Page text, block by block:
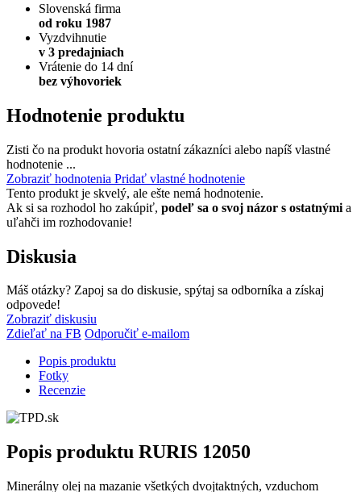
Slovenská firma
od roku 1987
Vyzdvihnutie
v 3 predajniach
Vrátenie do 14 dní
bez výhovoriek
Hodnotenie produktu
Zisti čo na produkt hovoria ostatní zákazníci alebo napíš vlastné
hodnotenie ...
Zobraziť hodnotenia Pridať vlastné hodnotenie
Tento produkt je skvelý, ale ešte nemá hodnotenie.
Ak si sa rozhodol ho zakúpiť, podeľ sa o svoj názor s ostatnými a
uľahči im rozhodovanie!
Diskusia
Máš otázky? Zapoj sa do diskusie, spýtaj sa odborníka a získaj
odpovede!
Zobraziť diskusiu
Zdieľať na FB Odporučiť e-mailom
Popis produktu
Fotky
Recenzie
Popis produktu RURIS 12050
Minerálny olej na mazanie všetkých dvojtaktných, vzduchom